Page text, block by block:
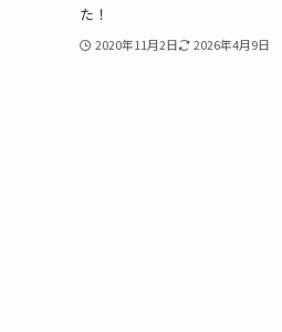
た！
2020年11月2日 2026年4月9日